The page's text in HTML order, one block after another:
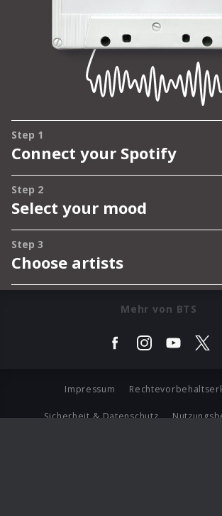
Mehr von BTS
Impressum
Sicherheit & Datenschutz